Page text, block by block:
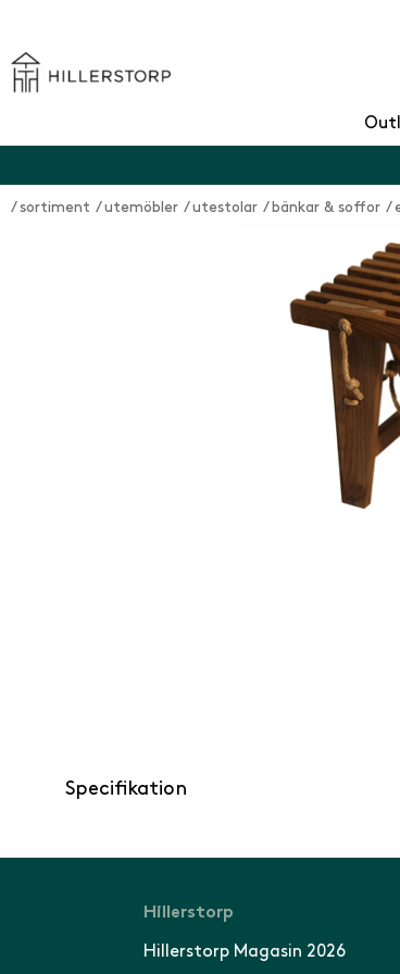
sortiment utemöbler utestolar bänkar & soffor
Specifikation
Hillerstorp
Hillerstorp Magasin 2026